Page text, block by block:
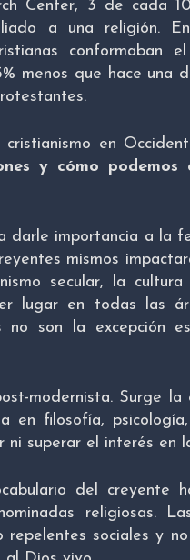
Center, 3 de cada
a una religión.
menos que hace una
en
y cómo
darle importancia a la
mismos
secular, la
lugar en todas las
no son la excepción
modernista. Surge
en filosofía,
superar el interés en
del creyente
religiosas.
repelentes sociales y